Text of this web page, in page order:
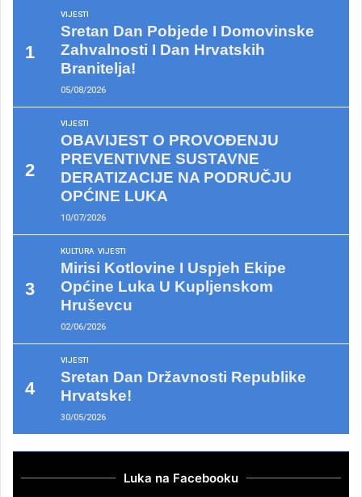
VIJESTI
Sretan Dan Pobjede I Domovinske
Zahvalnosti I Dan Hrvatskih
Branitelja!
05/08/2026
VIJESTI
OBAVIJEST O PROVOĐENJU
PREVENTIVNE SUSTAVNE
DERATIZACIJE NA PODRUČJU
OPĆINE LUKA
10/07/2026
KULTURA VIJESTI
Mirisi Kotlovine I Uspjeh Ekipe
Općine Luka U Kupljenskom
Hruševcu
02/06/2026
VIJESTI
Sretan Dan Državnosti Republike
Hrvatske!
30/05/2026
Luka na Facebooku